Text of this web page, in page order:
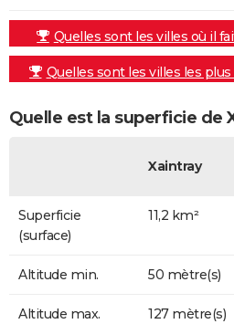
Quelles sont les villes où il
Quelles sont les villes les
Quelle est la superficie de
Xaintray
Superficie
(surface)
11,2 km²
Altitude min. 50 mètre(s)
Altitude max. 127 mètre(s)